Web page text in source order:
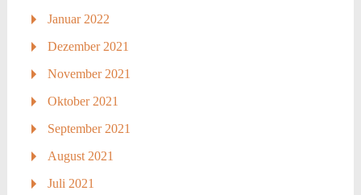
Januar 2022
Dezember 2021
November 2021
Oktober 2021
September 2021
August 2021
Juli 2021